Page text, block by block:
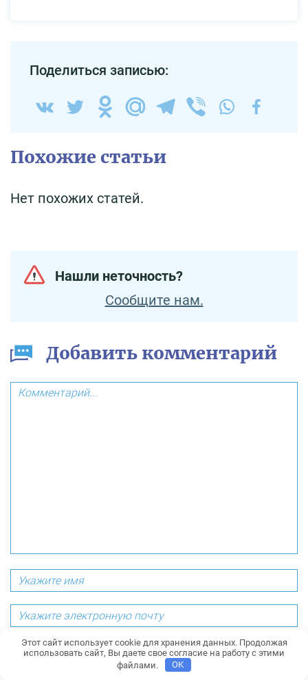
Поделиться записью:
Похожие статьи
Нет похожих статей.
Нашли неточность?
Сообщите нам.
Добавить комментарий
Уведомлять меня об ответах на мое сообщение на
почту
Этот сайт использует cookie для хранения данных. Продолжая
использовать сайт, Вы даете свое согласие на работу с этими
файлами.
OK